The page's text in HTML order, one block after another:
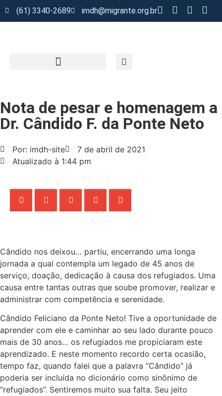
(61) 3340-2689 imdh@migrante.org.br
Nota de pesar e homenagem a
Dr. Cândido F. da Ponte Neto
Por: imdh-site
7 de abril de 2021
Atualizado à 1:44 pm
Cândido nos deixou… partiu, encerrando uma longa
jornada a qual contempla um legado de 45 anos de
serviço, doação, dedicação à causa dos refugiados. Uma
causa entre tantas outras que soube promover, realizar e
administrar com competência e serenidade.
Cândido Feliciano da Ponte Neto! Tive a oportunidade de
aprender com ele e caminhar ao seu lado durante pouco
mais de 30 anos… os refugiados me propiciaram este
aprendizado. E neste momento recordo certa ocasião,
tempo faz, quando falei que a palavra “Cândido” já
poderia ser incluída no dicionário como sinônimo de
“refugiados”. Sentiremos muito sua falta. Seu jeito